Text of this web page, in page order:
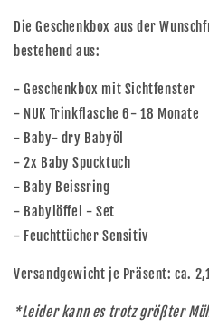
Die Geschenkbox aus der
bestehend aus:
- Geschenkbox mit Sichtfenster
- NUK Trinkflasche 6- 18 Monate
- Baby- dry Babyöl
- 2x Baby Spucktuch
- Baby Beissring
- Babylöffel - Set
- Feuchttücher Sensitiv
Versandgewicht je Präsent: ca.
*Leider kann es trotz größter